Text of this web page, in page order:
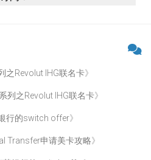
之Revolut IHG联名卡》
列之Revolut IHG联名卡》
行的switch offer》
Transfer申请美卡攻略》